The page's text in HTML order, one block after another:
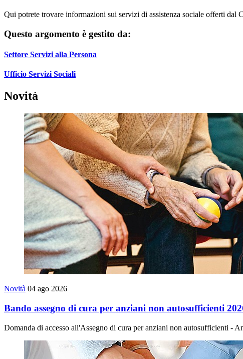
Qui potrete trovare informazioni sui servizi di assistenza sociale offerti dal
Questo argomento è gestito da:
Settore Servizi alla Persona
Ufficio Servizi Sociali
Novità
Novità 04 ago 2026
Bando assegno di cura per anziani non autosufficienti
Domanda di accesso all'Assegno di cura per anziani non autosufficienti -